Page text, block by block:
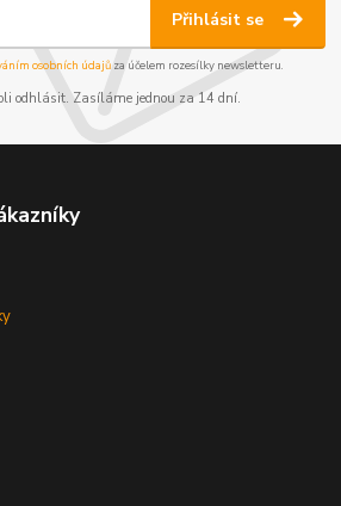
Přihlásit se
osobních údajůza účelem rozesílky newsletteru.
odhlásit. Zasíláme jednou za 14 dní.